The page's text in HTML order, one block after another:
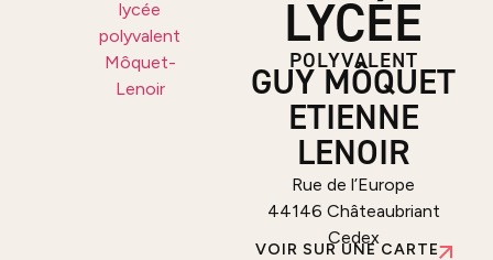
LYCÉE
POLYVALENT
GUY MÔQUET
ETIENNE
LENOIR
Rue de l’Europe
44146 Châteaubriant
Cedex
VOIR SUR UNE CARTE